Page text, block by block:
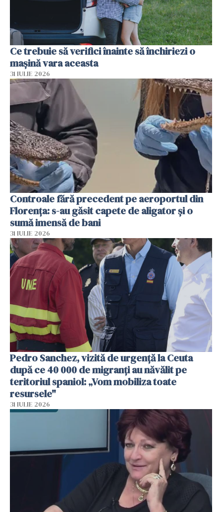
Ce trebuie să verifici înainte să închiriezi o
mașină vara aceasta
31 IULIE 2026
Controale fără precedent pe aeroportul din
Florența: s-au găsit capete de aligator și o
sumă imensă de bani
31 IULIE 2026
Pedro Sanchez, vizită de urgență la Ceuta
după ce 40 000 de migranți au năvălit pe
teritoriul spaniol: „Vom mobiliza toate
resursele"
31 IULIE 2026